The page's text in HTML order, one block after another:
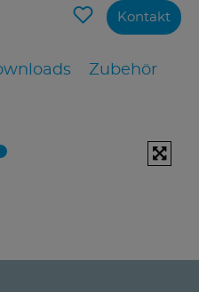
Zubehör
Kontakt